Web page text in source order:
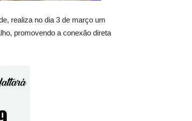
realiza no dia 3 de março um
promovendo a conexão direta